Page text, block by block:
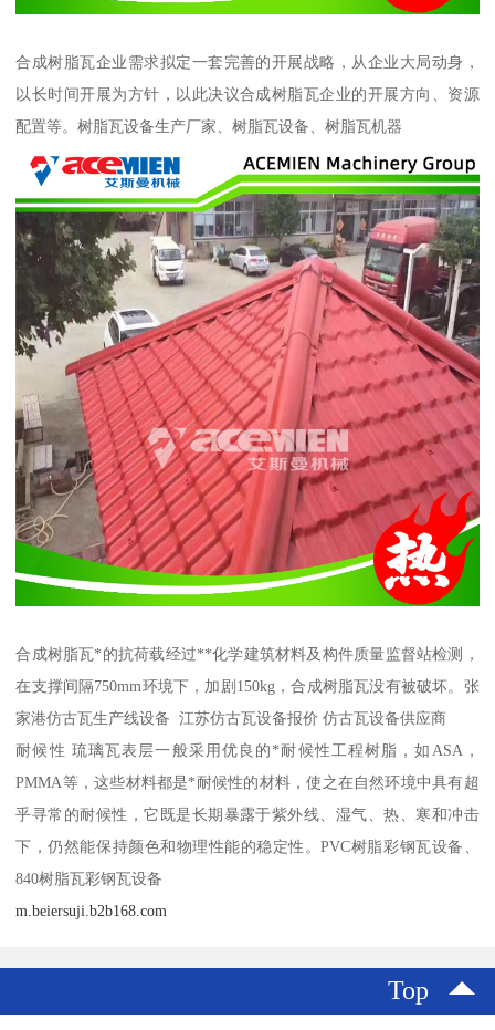
合成树脂瓦企业需求拟定一套完善的开展战略，从企业大局动身，
以长时间开展为方针，以此决议合成树脂瓦企业的开展方向、资源
配置等。树脂瓦设备生产厂家、树脂瓦设备、树脂瓦机器
合成树脂瓦*的抗荷载经过**化学建筑材料及构件质量监督站检测，
在支撑间隔750mm环境下，加剧150kg，合成树脂瓦没有被破坏。张
家港仿古瓦生产线设备 江苏仿古瓦设备报价 仿古瓦设备供应商
耐候性 琉璃瓦表层一般采用优良的*耐候性工程树脂，如ASA，
PMMA等，这些材料都是*耐候性的材料，使之在自然环境中具有超
乎寻常的耐候性，它既是长期暴露于紫外线、湿气、热、寒和冲击
下，仍然能保持颜色和物理性能的稳定性。PVC树脂彩钢瓦设备、
840树脂瓦彩钢瓦设备
m.beiersuji.b2b168.com
Top